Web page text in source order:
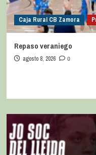
Caja Rural CB Zamora
Repaso veraniego
agosto 8, 2026 0